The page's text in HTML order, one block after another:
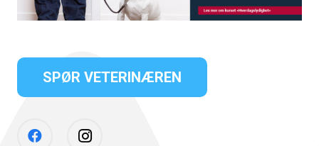
SPØR VETERINÆREN